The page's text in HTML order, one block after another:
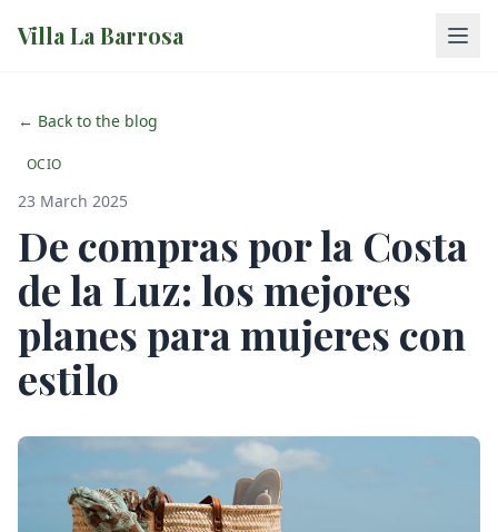
Villa La Barrosa
← Back to the blog
OCIO
23 March 2025
De compras por la Costa
de la Luz: los mejores
planes para mujeres con
estilo